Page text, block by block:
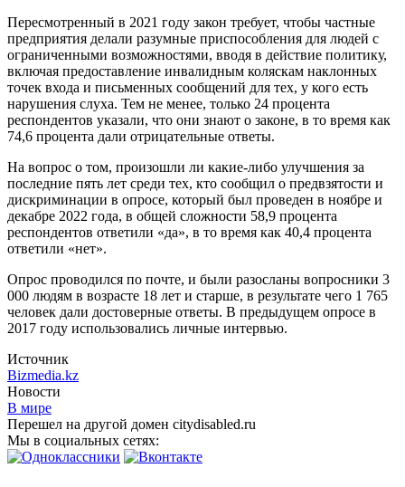
Пересмотренный в 2021 году закон требует, чтобы частные
предприятия делали разумные приспособления для людей с
ограниченными возможностями, вводя в действие политику,
включая предоставление инвалидным коляскам наклонных
точек входа и письменных сообщений для тех, у кого есть
нарушения слуха. Тем не менее, только 24 процента
респондентов указали, что они знают о законе, в то время как
74,6 процента дали отрицательные ответы.
На вопрос о том, произошли ли какие-либо улучшения за
последние пять лет среди тех, кто сообщил о предвзятости и
дискриминации в опросе, который был проведен в ноябре и
декабре 2022 года, в общей сложности 58,9 процента
респондентов ответили «да», в то время как 40,4 процента
ответили «нет».
Опрос проводился по почте, и были разосланы вопросники 3
000 людям в возрасте 18 лет и старше, в результате чего 1 765
человек дали достоверные ответы. В предыдущем опросе в
2017 году использовались личные интервью.
Источник
Bizmedia.kz
Новости
В мире
Перешел на другой домен citydisabled.ru
Мы в социальных сетях: